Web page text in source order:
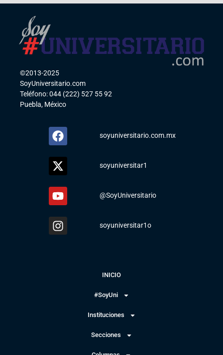
©2013-2025
SoyUniversitario.com
Teléfono: 044 (222) 527 55 92
Puebla, México
soyuniversitario.com.mx
soyuniversitar1
@SoyUniversitario
soyuniversitar1o
INICIO
#SoyUni
Instituciones
Secciones